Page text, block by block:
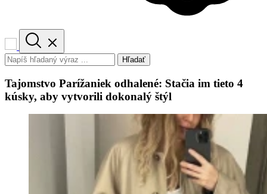
Hľadať
Tajomstvo Parížaniek odhalené: Stačia im tieto 4
kúsky, aby vytvorili dokonalý štýl